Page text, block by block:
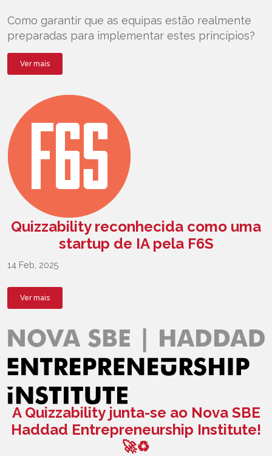
Como garantir que as equipas estão realmente
preparadas para implementar estes princípios?
Ver mais
Quizzability reconhecida como uma
startup de IA pela F6S
14 Feb, 2025
Ver mais
A Quizzability junta-se ao Nova SBE
Haddad Entrepreneurship Institute!
🚀♻️